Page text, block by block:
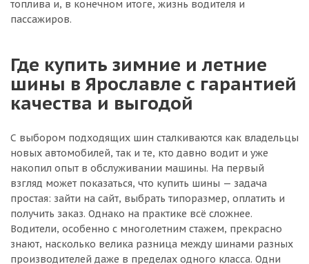
топлива и, в конечном итоге, жизнь водителя и
пассажиров.
Где купить зимние и летние
шины в Ярославле с гарантией
качества и выгодой
С выбором подходящих шин сталкиваются как владельцы
новых автомобилей, так и те, кто давно водит и уже
накопил опыт в обслуживании машины. На первый
взгляд может показаться, что купить шины — задача
простая: зайти на сайт, выбрать типоразмер, оплатить и
получить заказ. Однако на практике всё сложнее.
Водители, особенно с многолетним стажем, прекрасно
знают, насколько велика разница между шинами разных
производителей даже в пределах одного класса. Одни